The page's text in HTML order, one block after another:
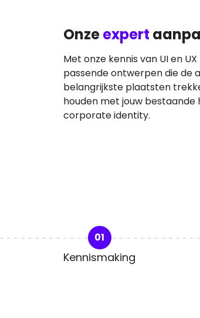
Onzeexpert
Met onze kennis van UI en
passende ontwerpen die de
belangrijkste plaatsten
houden met jouw bestaande
corporate identity.
01
Kennismaking